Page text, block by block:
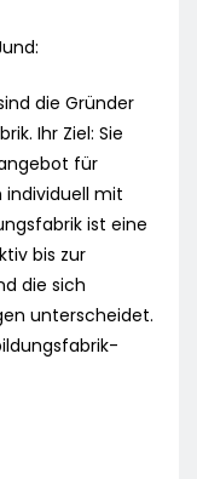
die Gründer
Ihr Ziel: Sie
für
individuell mit
ist eine
bis zur
die sich
unterscheidet.